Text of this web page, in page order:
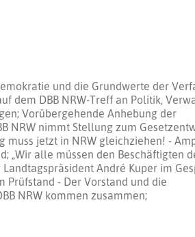
und die Grundwerte der
dem DBB NRW-Treff an Politik,
Vorübergehende Anhebung der
NRW nimmt Stellung zum
muss jetzt in NRW gleichziehen! -
„Wir alle müssen den Beschäftigten
André Kuper im
Prüfstand - Der Vorstand und die
NRW kommen zusammen;